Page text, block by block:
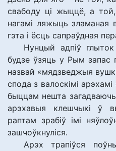
свабоду ці жыццё, а
нагамі ляжыць зламаная
гэта і ёсць сапраўдная
Нунцый адпіў
будзе ўзяць у Рым запас
назвай «мядзведжыя
спода з валоскімі
быццам нешта
арэхавыя клешчыкі ў
раптам зрабіў імі
зашчоўкнуліся.
Арэх трапіўся